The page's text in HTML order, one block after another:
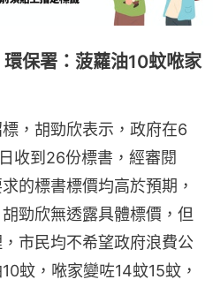
保署：菠蘿油10蚊𠵱家
，胡勁欣表示，政府在6
收到26份標書，經審閱
的標書標價均高於預期，
勁欣無透露具體標價，但
市民均不希望政府浪費公
蚊，𠵱家變咗14蚊15蚊，